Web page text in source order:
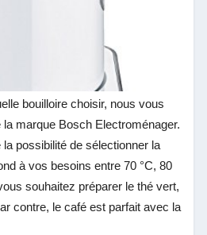
bouilloire choisir, nous vous
marque Bosch Electroménager.
possibilité de sélectionner la
à vos besoins entre 70 °C, 80
souhaitez préparer le thé vert,
contre, le café est parfait avec la